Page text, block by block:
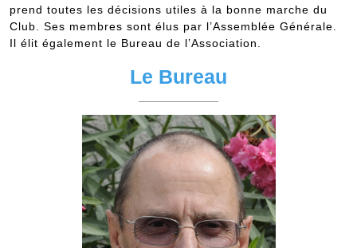
prend toutes les décisions utiles à la bonne marche du
Club. Ses membres sont élus par l’Assemblée Générale.
Il élit également le Bureau de l’Association.
Le Bureau